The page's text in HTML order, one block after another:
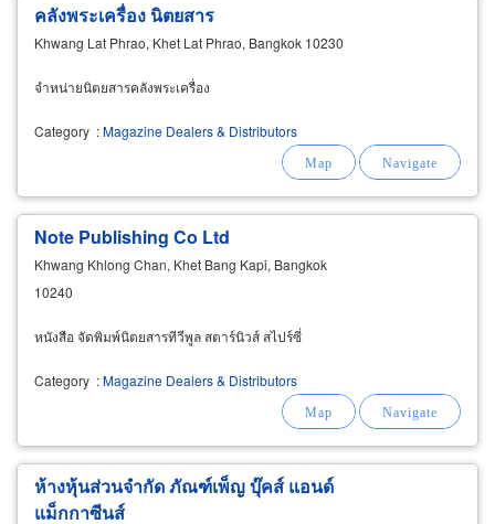
คลังพระเครื่อง นิตยสาร
Khwang Lat Phrao, Khet Lat Phrao, Bangkok 10230
จำหน่ายนิตยสารคลังพระเครื่อง
Category :Magazine Dealers & Distributors
Note Publishing Co Ltd
Khwang Khlong Chan, Khet Bang Kapi, Bangkok
10240
หนังสือ จัดพิมพ์นิตยสารทีวีพูล สตาร์นิวส์ สไปร์ซี่
Category :Magazine Dealers & Distributors
ห้างหุ้นส่วนจำกัด ภัณฑ์เพ็ญ บุ๊คส์ แอนด์
แม็กกาซีนส์